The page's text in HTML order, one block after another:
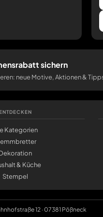
sichern
neue Motive, Aktionen &
Kategorien
& Küche
Stempel
12 · 07381 Pößneck